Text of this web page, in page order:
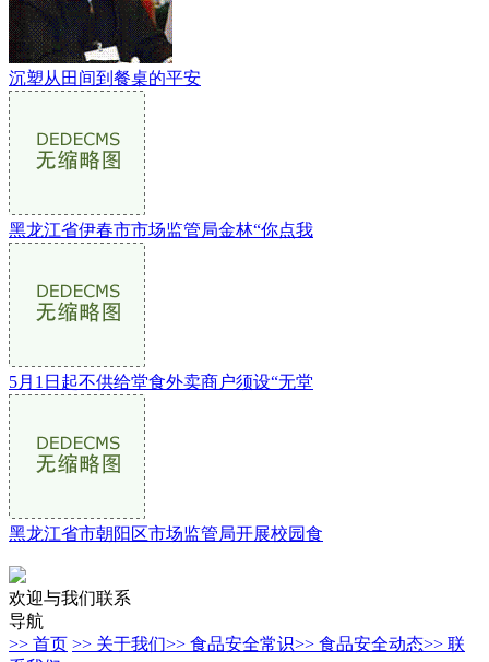
沉塑从田间到餐桌的平安
黑龙江省伊春市市场监管局金林“你点我
5月1日起不供给堂食外卖商户须设“无堂
黑龙江省市朝阳区市场监管局开展校园食
欢迎与我们联系
导航
>> 首页 >> 关于我们>> 食品安全常识>> 食品安全动态>> 联